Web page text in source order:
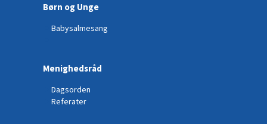
Børn og Unge
Babysalmesang
Menighedsråd
Dagsorden
Referater